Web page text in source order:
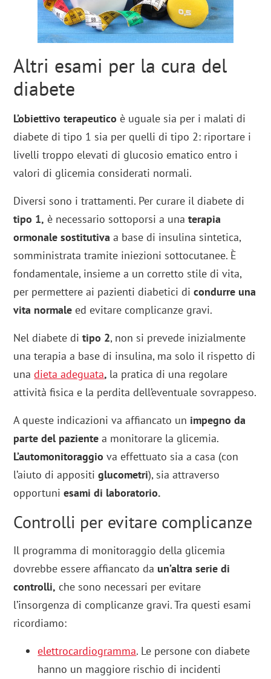
Altri esami per la cura del
diabete
L’obiettivo terapeutico è uguale sia per i malati di
diabete di tipo 1 sia per quelli di tipo 2: riportare i
livelli troppo elevati di glucosio ematico entro i
valori di glicemia considerati normali.
Diversi sono i trattamenti. Per curare il diabete di
tipo 1, è necessario sottoporsi a unaterapia
ormonale sostitutiva a base di insulina sintetica,
somministrata tramite iniezioni sottocutanee. È
fondamentale, insieme a un corretto stile di vita,
per permettere ai pazienti diabetici dicondurre una
vita normale ed evitare complicanze gravi.
Nel diabete ditipo 2, non si prevede inizialmente
una terapia a base di insulina, ma solo il rispetto di
unadieta adeguata, la pratica di una regolare
attività fisica e la perdita dell’eventuale sovrappeso.
A queste indicazioni va affiancato un impegno da
parte del paziente a monitorare la glicemia.
L’automonitoraggio va effettuato sia a casa (con
l’aiuto di appositiglucometri), sia attraverso
opportuniesami di laboratorio.
Controlli per evitare complicanze
Il programma di monitoraggio della glicemia
dovrebbe essere affiancato da un’altra serie di
controlli, che sono necessari per evitare
l’insorgenza di complicanze gravi. Tra questi esami
ricordiamo:
elettrocardiogramma. Le persone con diabete
hanno un maggiore rischio di incidenti